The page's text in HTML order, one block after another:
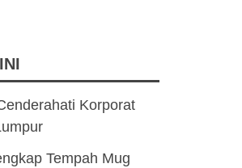
Korporat
Tempah Mug